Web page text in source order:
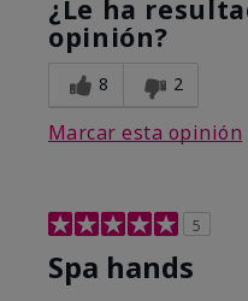
¿Le ha
opinión?
8 2
Marcar esta opinión
5
Spa hands